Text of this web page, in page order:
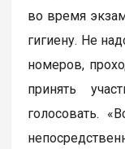
во время
гигиену. Не
номеров,
принять
голосовать.